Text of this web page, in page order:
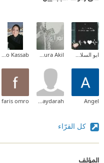
Angel
faris omro
كل القرّاء
المؤلف